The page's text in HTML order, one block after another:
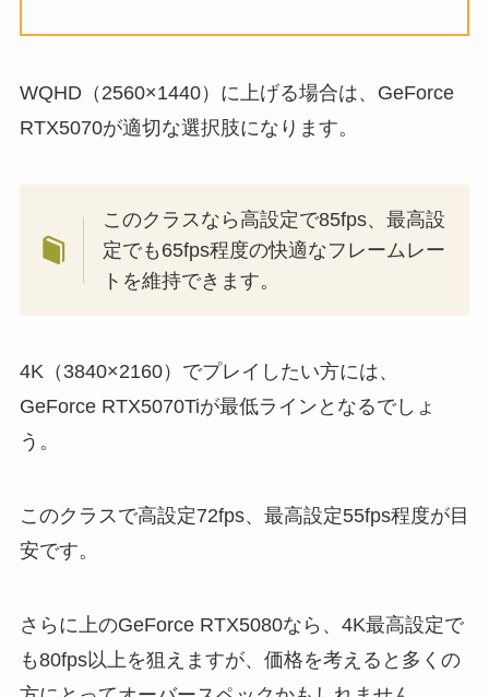
WQHD（2560×1440）に上げる場合は、GeForce
RTX5070が適切な選択肢になります。
このクラスなら高設定で85fps、最高設
定でも65fps程度の快適なフレームレー
トを維持できます。
4K（3840×2160）でプレイしたい方には、
GeForce RTX5070Tiが最低ラインとなるでしょ
う。
このクラスで高設定72fps、最高設定55fps程度が目
安です。
さらに上のGeForce RTX5080なら、4K最高設定で
も80fps以上を狙えますが、価格を考えると多くの